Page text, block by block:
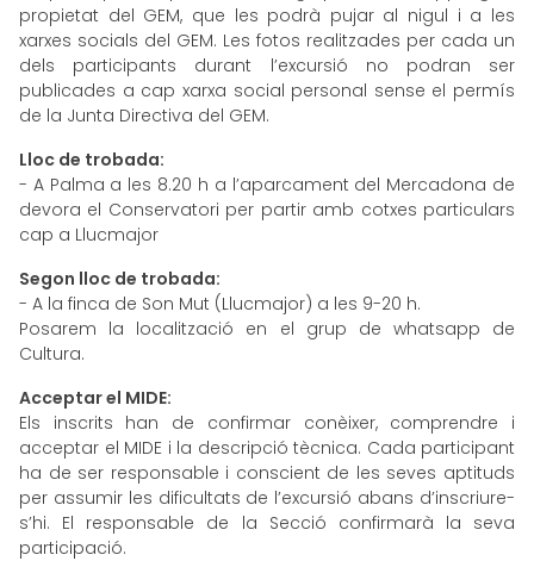
propietat del GEM, que les podrà pujar al nigul i a les
xarxes socials del GEM. Les fotos realitzades per cada un
dels participants durant l’excursió no podran ser
publicades a cap xarxa social personal sense el permís
de la Junta Directiva del GEM.
Lloc de trobada:
- A Palma a les 8.20 h a l’aparcament del Mercadona de
devora el Conservatori per partir amb cotxes particulars
cap a Llucmajor
Segon lloc de trobada:
- A la finca de Son Mut (Llucmajor) a les 9-20 h.
Posarem la localització en el grup de whatsapp de
Cultura.
Acceptar el MIDE:
Els inscrits han de confirmar conèixer, comprendre i
acceptar el MIDE i la descripció tècnica. Cada participant
ha de ser responsable i conscient de les seves aptituds
per assumir les dificultats de l’excursió abans d’inscriure-
s’hi. El responsable de la Secció confirmarà la seva
participació.